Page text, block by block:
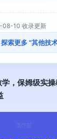
08-10 收录更新
探索更多 "其他技
学 ，保姆级实